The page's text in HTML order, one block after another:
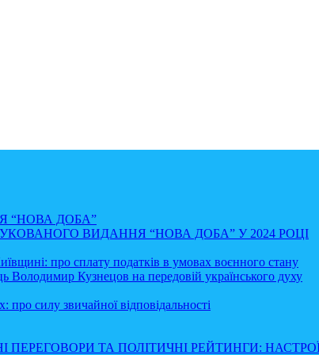
“НОВА ДОБА”
ВИДАННЯ “НОВА ДОБА” У 2024 РОЦІ
про сплату податків в умовах воєнного стану
Володимир Кузнецов на передовій українського духу
силу звичайної відповідальності
ПЕРЕГОВОРИ ТА ПОЛІТИЧНІ РЕЙТИНГИ: